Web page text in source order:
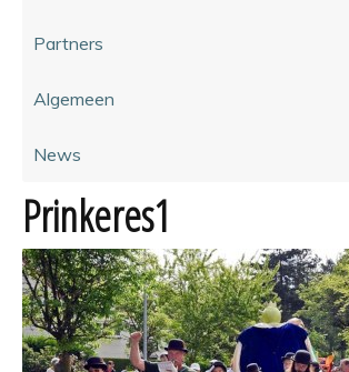
Partners
Algemeen
News
Prinkeres1